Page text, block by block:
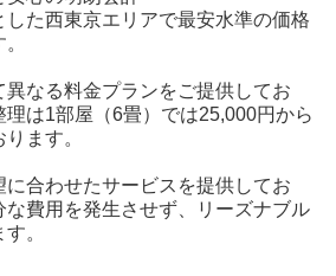
た西東京エリアで最安水準の価格
なる料金プランをご提供してお
理は1部屋（6畳）では25,000円から
ます。
合わせたサービスを提供してお
な費用を発生させず、リーズナブル
。